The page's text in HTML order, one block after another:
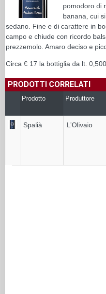
pomodoro di
banana, cui
sedano. Fine e di carattere in
campo e chiude con ricordo
prezzemolo. Amaro deciso e
Circa € 17 la bottiglia da lt. 0,500.
PRODOTTI CORRELATI
Prodotto Produttore
Spalià L’Olivaio